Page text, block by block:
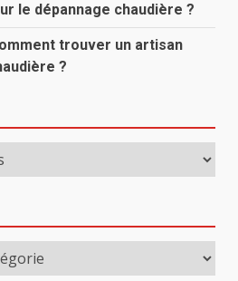
le dépannage chaudière ?
trouver un artisan
?